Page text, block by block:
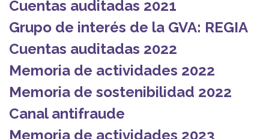
Cuentas auditadas 2021
Grupo de interés de la GVA: REGIA
Cuentas auditadas 2022
Memoria de actividades 2022
Memoria de sostenibilidad 2022
Canal antifraude
Memoria de actividades 2023